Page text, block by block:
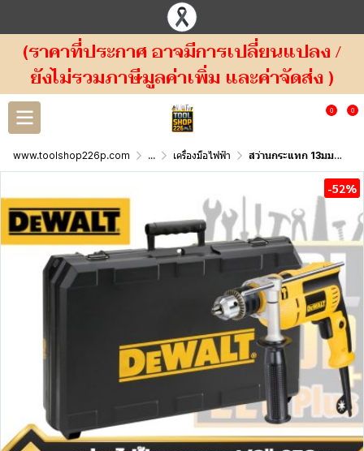
(ราคาที่ประกาศ อาจมีการเปลี่ยนแปลง /
ยังไม่รวมภาษีมูลค่าเพิ่ม และค่าจัดส่ง )
0 0
www.toolshop226p.com ... เครื่องมือไฟฟ้า สว่านกระแทก 13มม. 650 วัตต์ DWD024K-B1 DEWALT
-52%